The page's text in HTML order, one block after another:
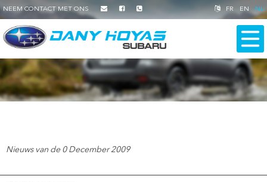
NEEM CONTACT MET ONS FR EN NL
Nieuws van de 0 December 2009